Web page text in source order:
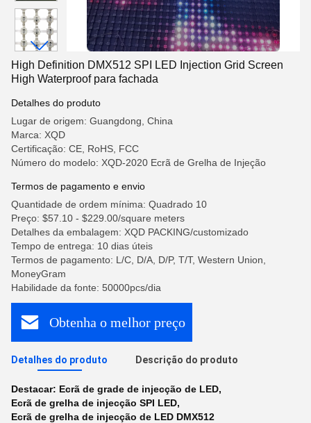
High Definition DMX512 SPI LED Injection Grid Screen
High Waterproof para fachada
Detalhes do produto
Lugar de origem: Guangdong, China
Marca: XQD
Certificação: CE, RoHS, FCC
Número do modelo: XQD-2020 Ecrã de Grelha de Injeção
Termos de pagamento e envio
Quantidade de ordem mínima: Quadrado 10
Preço: $57.10 - $229.00/square meters
Detalhes da embalagem: XQD PACKING/customizado
Tempo de entrega: 10 dias úteis
Termos de pagamento: L/C, D/A, D/P, T/T, Western Union,
MoneyGram
Habilidade da fonte: 50000pcs/dia
Obtenha o melhor preço
Detalhes do produto Descrição do produto
Destacar: Ecrã de grade de injecção de LED,
Ecrã de grelha de injecção SPI LED,
Ecrã de grelha de injecção de LED DMX512